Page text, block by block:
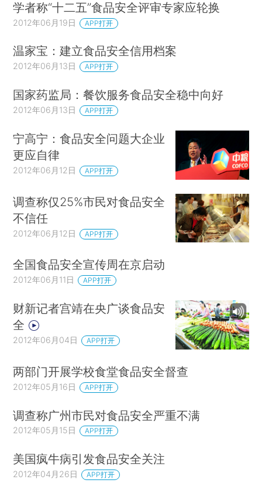
学者称“十二五”食品安全评审专家应轮换
2012年06月19日 APP打开
温家宝：建立食品安全信用档案
2012年06月13日 APP打开
国家药监局：餐饮服务食品安全稳中向好
2012年06月13日 APP打开
宁高宁：食品安全问题大企业
更应自律
2012年06月12日 APP打开
调查称仅25%市民对食品安全
不信任
2012年06月12日 APP打开
全国食品安全宣传周在京启动
2012年06月11日 APP打开
财新记者宫靖在央广谈食品安
全
2012年06月04日 APP打开
两部门开展学校食堂食品安全督查
2012年05月16日 APP打开
调查称广州市民对食品安全严重不满
2012年05月15日 APP打开
美国疯牛病引发食品安全关注
2012年04月26日 APP打开